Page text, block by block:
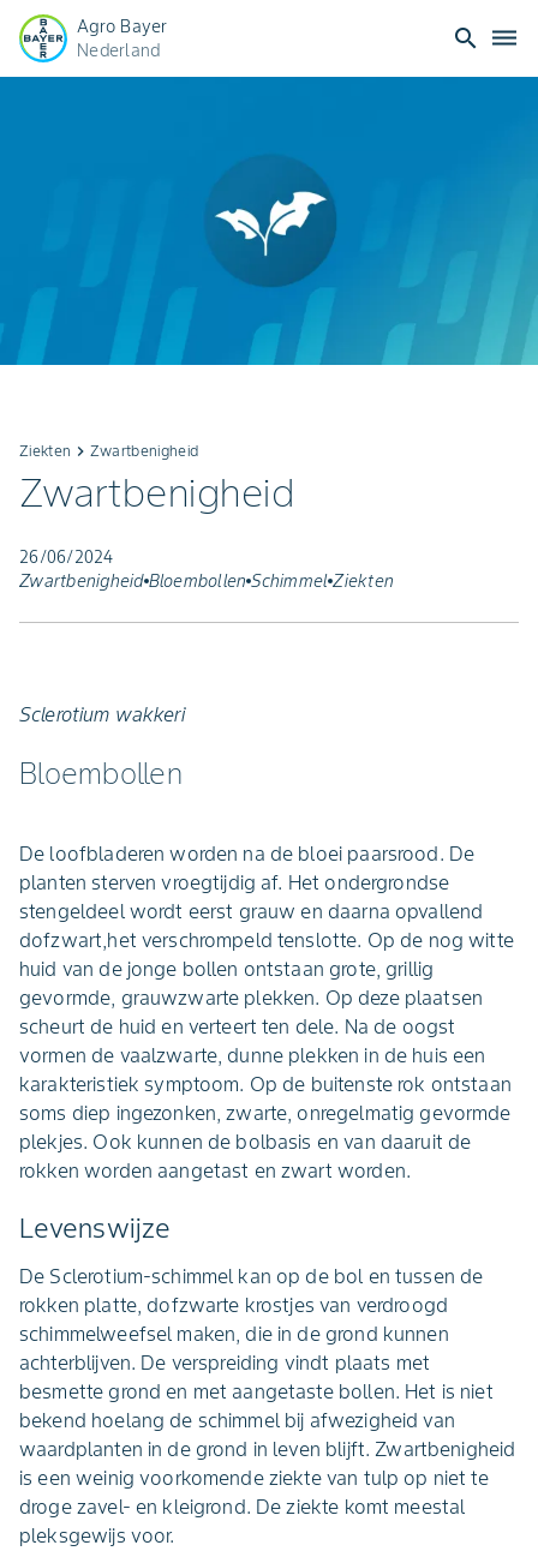
Agro Bayer
Nederland
search dehaze
Ziekten keyboard_arrow_rightZwartbenigheid
Zwartbenigheid
26/06/2024
Zwartbenigheid Bloembollen Schimmel Ziekten
Sclerotium wakkeri
Bloembollen
De loofbladeren worden na de bloei paarsrood. De
planten sterven vroegtijdig af. Het ondergrondse
stengeldeel wordt eerst grauw en daarna opvallend
dofzwart,het verschrompeld tenslotte. Op de nog witte
huid van de jonge bollen ontstaan grote, grillig
gevormde, grauwzwarte plekken. Op deze plaatsen
scheurt de huid en verteert ten dele. Na de oogst
vormen de vaalzwarte, dunne plekken in de huis een
karakteristiek symptoom. Op de buitenste rok ontstaan
soms diep ingezonken, zwarte, onregelmatig gevormde
plekjes. Ook kunnen de bolbasis en van daaruit de
rokken worden aangetast en zwart worden.
Levenswijze
De Sclerotium-schimmel kan op de bol en tussen de
rokken platte, dofzwarte krostjes van verdroogd
schimmelweefsel maken, die in de grond kunnen
achterblijven. De verspreiding vindt plaats met
besmette grond en met aangetaste bollen. Het is niet
bekend hoelang de schimmel bij afwezigheid van
waardplanten in de grond in leven blijft. Zwartbenigheid
is een weinig voorkomende ziekte van tulp op niet te
droge zavel- en kleigrond. De ziekte komt meestal
pleksgewijs voor.